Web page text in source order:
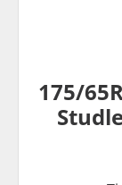
175/